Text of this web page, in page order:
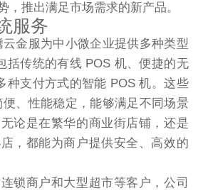
，推出满足市场需求的新产品。​
服务​
金服为中小微企业提供多种类型
括传统的有线 POS 机、便捷的无
种支付方式的智能 POS 机。这些
便、性能稳定，能够满足不同场景
论是在繁华的商业街店铺，还是
，都能为商户提供安全、高效的
锁商户和大型超市等客户，公司